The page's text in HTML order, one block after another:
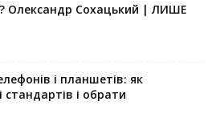
Олександр Сохацький | ЛИШЕ
і планшетів: як
стандартів і обрати